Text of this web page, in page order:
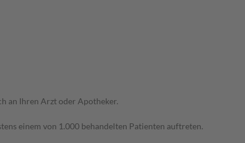
an Ihren Arzt oder Apotheker.
einem von 1.000 behandelten Patienten auftreten.